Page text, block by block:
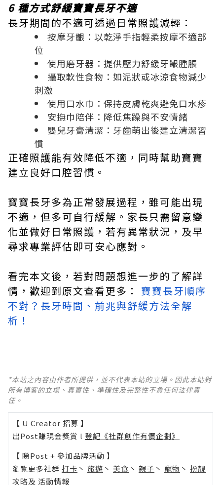
6 種方式舒緩寶寶長牙不適
長牙期間的不適可透過日常照護減輕：
按摩牙齦：以乾淨手指輕柔按摩不適部
位
使用磨牙器：提供壓力舒緩牙齦腫脹
攝取軟性食物：如泥狀或冰涼食物減少
刺激
使用口水巾：保持皮膚乾爽避免口水疹
安撫巾陪伴：降低焦躁與不安情緒
嬰兒牙膏清潔：牙齒萌出後建立清潔習
慣
正確照護能有效降低不適，同時幫助寶寶
建立良好口腔習慣。
寶寶長牙多為正常發展過程，雖可能出現
不適，但多可自行緩解。家長只需留意變
化並做好日常照護，若有異常狀況，及早
尋求專業評估即可安心應對。
看完本文後，若對問題想進一步的了解詳
情，歡迎到原文查看更多： 寶寶長牙順序
不對？長牙時間、前兆與舒緩方法全解
析！
*本站之內容由作者所提供，並不代表本站的立場。因此本站對
所有博客的立場、真實性、準確性及完整性不負任何法律責
任。
【 U Creator 招募 】
出Post賺現金獎賞 l 登記《社群創作有價企劃》
【 睇Post + 參加品牌活動 】
瀏覽更多社群 打卡 丶 旅遊 丶 美食 丶 親子 丶 寵物 丶 扮靚
攻略及 活動情報